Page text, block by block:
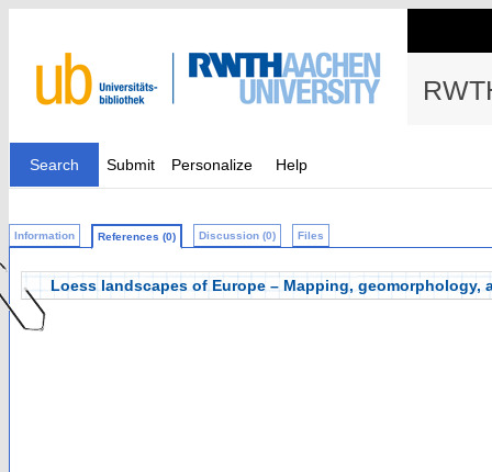
Search Submit Personalize Help
Information References (0) Discussion (0) Files
Loess landscapes of Europe – Mapping, geomorphology,